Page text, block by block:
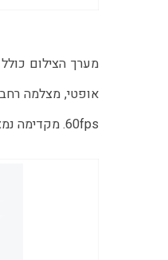
60fps. מקדימה נמצאת מצלמה נוספת ברזולוציית 50 מגה-פיקסל.